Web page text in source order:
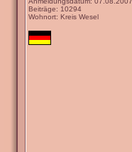
Beiträge: 10294
Wohnort: Kreis Wesel